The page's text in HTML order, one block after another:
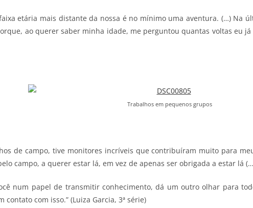
etária mais distante da nossa é no mínimo uma aventura. (…) Na
ao querer saber minha idade, me perguntou quantas voltas eu
Trabalhos em pequenos grupos
de campo, tive monitores incríveis que contribuíram muito para
campo, a querer estar lá, em vez de apenas ser obrigada a estar lá
num papel de transmitir conhecimento, dá um outro olhar para
contato com isso.” (Luiza Garcia, 3ª série)